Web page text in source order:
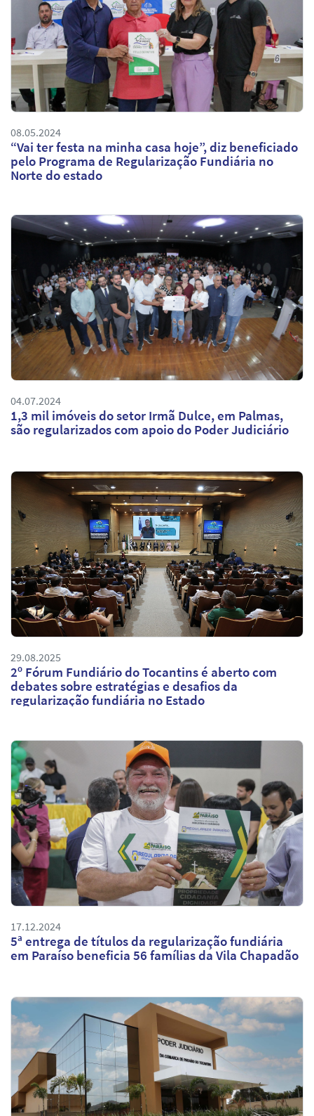
08.05.2024
“Vai ter festa na minha casa hoje”, diz beneficiado
pelo Programa de Regularização Fundiária no
Norte do estado
04.07.2024
1,3 mil imóveis do setor Irmã Dulce, em Palmas,
são regularizados com apoio do Poder Judiciário
29.08.2025
2º Fórum Fundiário do Tocantins é aberto com
debates sobre estratégias e desafios da
regularização fundiária no Estado
17.12.2024
5ª entrega de títulos da regularização fundiária
em Paraíso beneficia 56 famílias da Vila Chapadão